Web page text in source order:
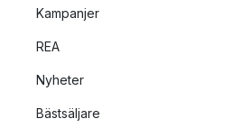
Kampanjer
REA
Nyheter
Bästsäljare